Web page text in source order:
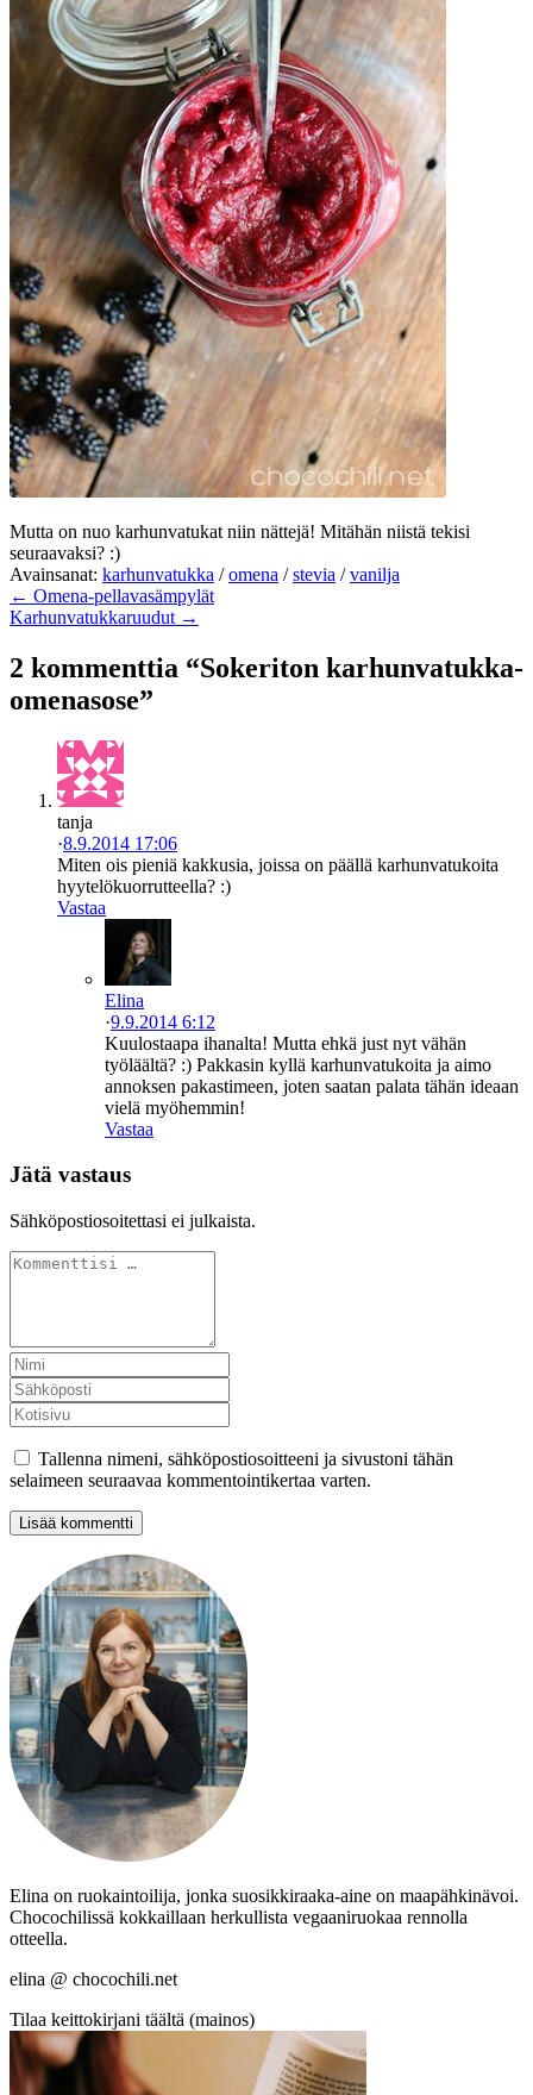
Mutta on nuo karhunvatukat niin nättejä! Mitähän niistä tekisi
seuraavaksi? :)
Avainsanat: karhunvatukka /omena /stevia /vanilja
← Omena-pellavasämpylät
Karhunvatukkaruudut →
2 kommenttia “Sokeriton karhunvatukka-
omenasose”
tanja
·8.9.2014 17:06
Miten ois pieniä kakkusia, joissa on päällä karhunvatukoita
hyytelökuorrutteella? :)
Vastaa
Elina
·9.9.2014 6:12
Kuulostaapa ihanalta! Mutta ehkä just nyt vähän
työläältä? :) Pakkasin kyllä karhunvatukoita ja aimo
annoksen pakastimeen, joten saatan palata tähän ideaan
vielä myöhemmin!
Vastaa
Jätä vastaus
Sähköpostiosoitettasi ei julkaista.
Tallenna nimeni, sähköpostiosoitteeni ja sivustoni tähän
selaimeen seuraavaa kommentointikertaa varten.
Elina on ruokaintoilija, jonka suosikkiraaka-aine on maapähkinävoi.
Chocochilissä kokkaillaan herkullista vegaaniruokaa rennolla
otteella.
elina @ chocochili.net
Tilaa keittokirjani täältä (mainos)